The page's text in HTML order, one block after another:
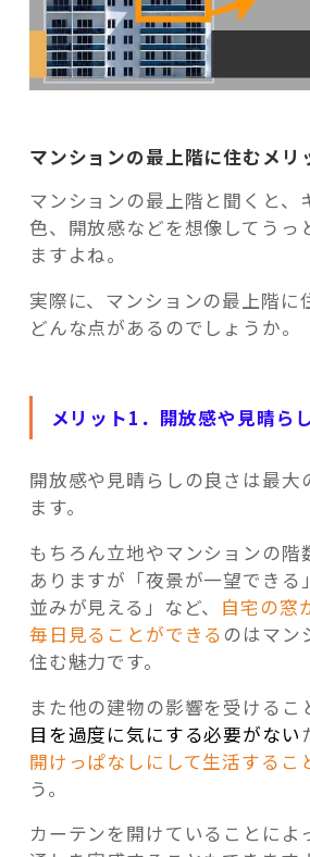
マンションの最上階に住むメリ
マンションの最上階と聞くと、
色、開放感などを想像してうっ
ますよね。
実際に、マンションの最上階に
どんな点があるのでしょうか。
メリット1．開放感や見晴ら
開放感や見晴らしの良さは最大
ます。
もちろん立地やマンションの階
ありますが「夜景が一望できる
並みが見える」など、 自宅の窓
毎日見ることができる のはマン
住む魅力です。
また他の建物の影響を受けるこ
目を過度に気にする必要がない
開けっぱなしにして生活するこ
う。
カーテンを開けていることによ